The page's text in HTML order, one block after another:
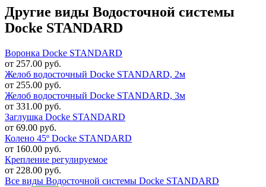
Другие виды Водосточной системы
Docke STANDARD
Воронка Docke STANDARD
от 257.00 руб.
Желоб водосточный Docke STANDARD, 2м
от 255.00 руб.
Желоб водосточный Docke STANDARD, 3м
от 331.00 руб.
Заглушка Docke STANDARD
от 69.00 руб.
Колено 45º Docke STANDARD
от 160.00 руб.
Крепление регулируемое
от 228.00 руб.
Все виды Водосточной системы Docke STANDARD